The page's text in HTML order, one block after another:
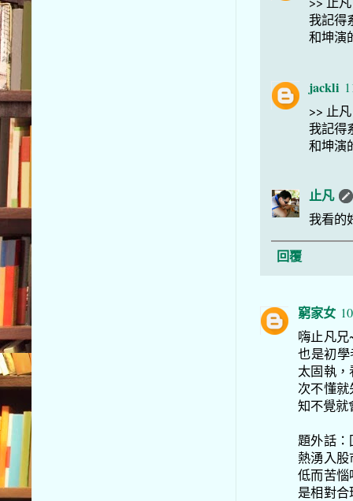
我記得
和坤演
jackli
>> 止凡
我記得
和坤演
止凡
我看的
回覆
窮家女
嗨止凡
也是初
太固執
次不懂
知不覺就
題外話
熱湧入
低而苦
是相對